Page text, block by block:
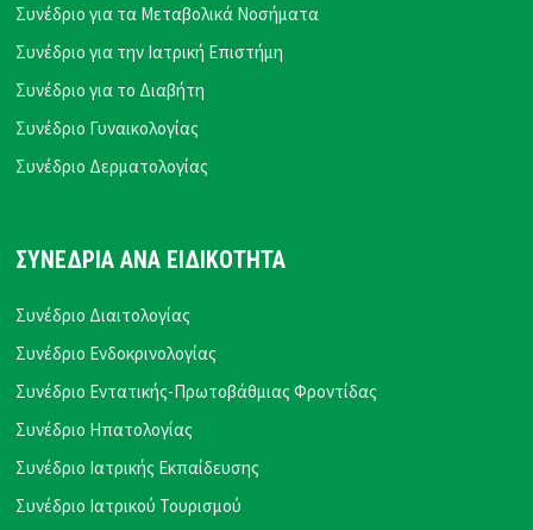
Συνέδριο για τα Μεταβολικά Νοσήματα
Συνέδριο για την Ιατρική Επιστήμη
Συνέδριο για το Διαβήτη
Συνέδριο Γυναικολογίας
Συνέδριο Δερματολογίας
ΣΥΝΕΔΡΙΑ ΑΝΑ ΕΙΔΙΚΟΤΗΤΑ
Συνέδριο Διαιτολογίας
Συνέδριο Ενδοκρινολογίας
Συνέδριο Εντατικής-Πρωτοβάθμιας Φροντίδας
Συνέδριο Ηπατολογίας
Συνέδριο Ιατρικής Εκπαίδευσης
Συνέδριο Ιατρικού Τουρισμού